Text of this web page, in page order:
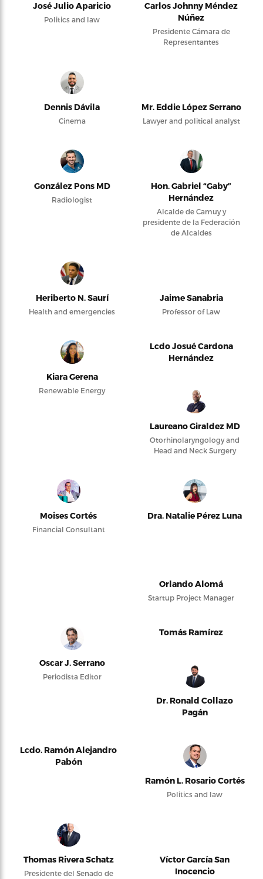
José Julio Aparicio
Politics and law
Carlos Johnny Méndez
Núñez
Presidente Cámara de
Representantes
Dennis Dávila
Cinema
Mr. Eddie López Serrano
Lawyer and political analyst
González Pons MD
Radiologist
Hon. Gabriel “Gaby”
Hernández
Alcalde de Camuy y
presidente de la Federación
de Alcaldes
Heriberto N. Saurí
Health and emergencies
Jaime Sanabria
Professor of Law
Kiara Gerena
Renewable Energy
Lcdo Josué Cardona
Hernández
Laureano Giraldez MD
Otorhinolaryngology and
Head and Neck Surgery
Moises Cortés
Financial Consultant
Dra. Natalie Pérez Luna
Orlando Alomá
Startup Project Manager
Oscar J. Serrano
Periodista Editor
Tomás Ramírez
Dr. Ronald Collazo
Pagán
Lcdo. Ramón Alejandro
Pabón
Ramón L. Rosario Cortés
Politics and law
Thomas Rivera Schatz
Presidente del Senado de
Víctor García San
Inocencio